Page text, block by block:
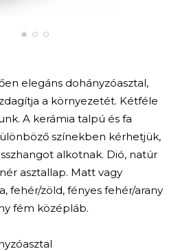
elegáns dohányzóasztal,
a környezetét. Kétféle
A kerámia talpú és fa
színekben kérhetjük,
alkotnak. Dió, natúr
asztallap. Matt vagy
fehér/zöld, fényes fehér/arany
fém középláb.